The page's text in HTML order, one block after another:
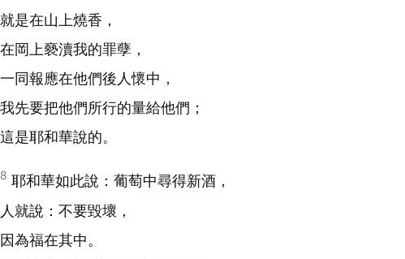
就是在山上燒香，
在岡上褻瀆我的罪孽，
一同報應在他們後人懷中，
我先要把他們所行的量給他們；
這是耶和華說的。
8 耶和華如此說：葡萄中尋得新酒，
人就說：不要毀壞，
因為福在其中。